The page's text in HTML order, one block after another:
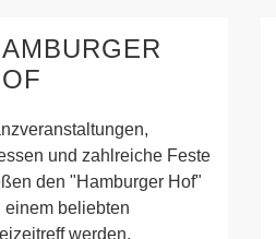
und zahlreiche Feste
den "Hamburger Hof"
einem beliebten
werden.